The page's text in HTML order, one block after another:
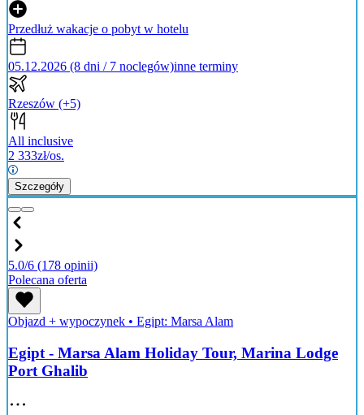
Przedłuż wakacje o pobyt w hotelu
05.12.2026 (8 dni / 7 noclegów)inne terminy
Rzeszów (+5)
All inclusive
2 333zł/os.
Szczegóły
5.0/6 (178 opinii)
Polecana oferta
Objazd + wypoczynek • Egipt: Marsa Alam
Egipt - Marsa Alam Holiday Tour, Marina Lodge
Port Ghalib